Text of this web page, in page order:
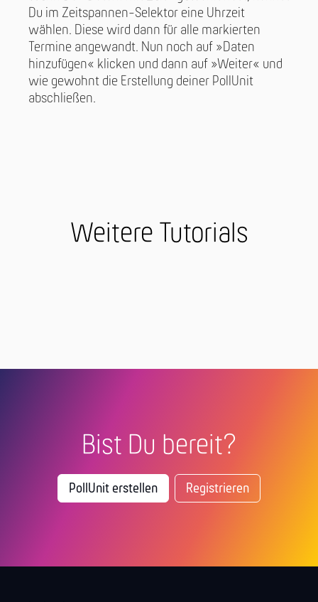
Du im Zeitspannen-Selektor eine Uhrzeit
wählen. Diese wird dann für alle markierten
Termine angewandt. Nun noch auf »Daten
hinzufügen« klicken und dann auf »Weiter« und
wie gewohnt die Erstellung deiner PollUnit
abschließen.
Weitere Tutorials
Bist Du bereit?
PollUnit erstellen Registrieren